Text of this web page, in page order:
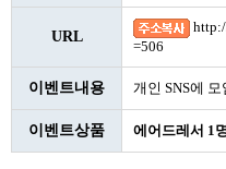
URL
=506
이벤트내용 개인 SNS에
이벤트상품 에어드레서 1